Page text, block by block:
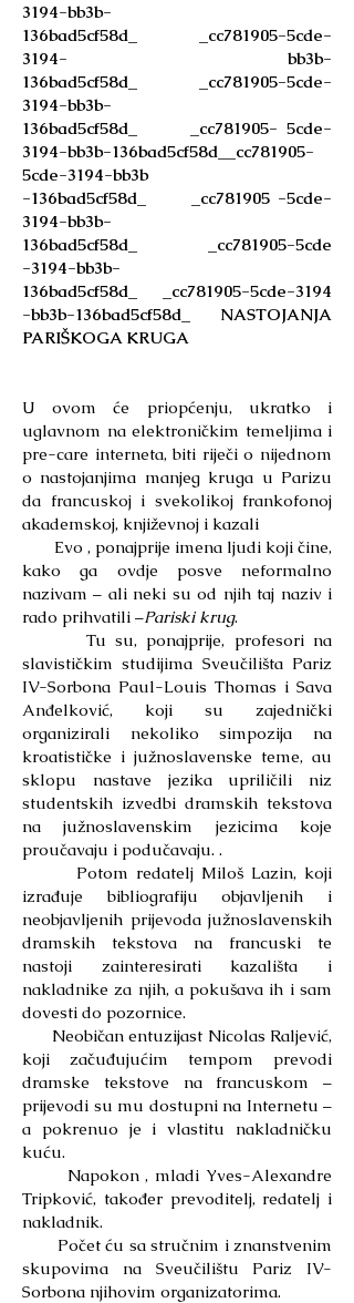
3194-bb3b-
136bad5cf58d_ _cc781905-5cde-
3194- bb3b-
136bad5cf58d_ _cc781905-5cde-
3194-bb3b-
136bad5cf58d_ _cc781905- 5cde-
3194-bb3b-136bad5cf58d__cc781905-
5cde-3194-bb3b
-136bad5cf58d_ _cc781905 -5cde-
3194-bb3b-
136bad5cf58d_ _cc781905-5cde
-3194-bb3b-
136bad5cf58d_ _cc781905-5cde-3194
-bb3b-136bad5cf58d_ NASTOJANJA
PARIŠKOGA KRUGA
U ovom će priopćenju, ukratko i
uglavnom na elektroničkim temeljima i
pre-care interneta, biti riječi o nijednom
o nastojanjima manjeg kruga u Parizu
da francuskoj i svekolikoj frankofonoj
akademskoj, književnoj i kazali
Evo , ponajprije imena ljudi koji čine,
kako ga ovdje posve neformalno
nazivam – ali neki su od njih taj naziv i
rado prihvatili –Pariski krug.
Tu su, ponajprije, profesori na
slavističkim studijima Sveučilišta Pariz
IV-Sorbona Paul-Louis Thomas i Sava
Anđelković, koji su zajednički
organizirali nekoliko simpozija na
kroatističke i južnoslavenske teme, au
sklopu nastave jezika upriličili niz
studentskih izvedbi dramskih tekstova
na južnoslavenskim jezicima koje
proučavaju i podučavaju. .
Potom redatelj Miloš Lazin, koji
izrađuje bibliografiju objavljenih i
neobjavljenih prijevoda južnoslavenskih
dramskih tekstova na francuski te
nastoji zainteresirati kazališta i
nakladnike za njih, a pokušava ih i sam
dovesti do pozornice.
Neobičan entuzijast Nicolas Raljević,
koji začuđujućim tempom prevodi
dramske tekstove na francuskom –
prijevodi su mu dostupni na Internetu –
a pokrenuo je i vlastitu nakladničku
kuću.
Napokon , mladi Yves-Alexandre
Tripković, također prevoditelj, redatelj i
nakladnik.
Počet ću sa stručnim i znanstvenim
skupovima na Sveučilištu Pariz IV-
Sorbona njihovim organizatorima.